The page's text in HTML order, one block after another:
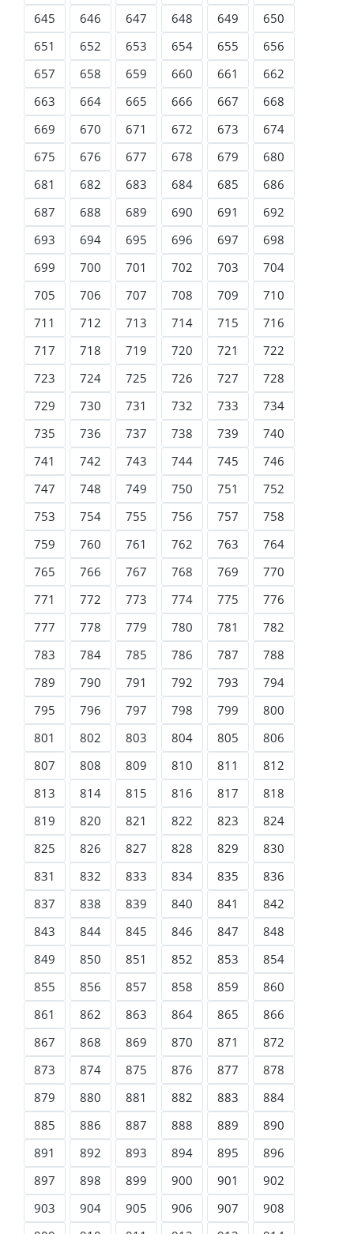
645
646 647 648 649
650
651
652 653 654 655
656
657
658 659 660 661
662
663
664 665 666 667
668
669
670 671 672 673
674
675
676 677 678 679
680
681
682 683 684 685
686
687
688 689 690 691
692
693
694 695 696 697
698
699
700 701 702 703
704
705
706 707 708 709
710
711
712 713 714 715
716
717
718 719 720 721
722
723
724 725 726 727
728
729
730 731 732 733
734
735
736 737 738 739
740
741
742 743 744 745
746
747
748 749 750 751
752
753
754 755 756 757
758
759
760 761 762 763
764
765
766 767 768 769
770
771
772 773 774 775
776
777
778 779 780 781
782
783
784 785 786 787
788
789
790 791 792 793
794
795
796 797 798 799
800
801
802 803 804 805
806
807
808 809 810 811
812
813
814 815 816 817
818
819
820 821 822 823
824
825
826 827 828 829
830
831
832 833 834 835
836
837
838 839 840 841
842
843
844 845 846 847
848
849
850 851 852 853
854
855
856 857 858 859
860
861
862 863 864 865
866
867
868 869 870 871
872
873
874 875 876 877
878
879
880 881 882 883
884
885
886 887 888 889
890
891
892 893 894 895
896
897
898 899 900 901
902
903
904 905 906 907
908